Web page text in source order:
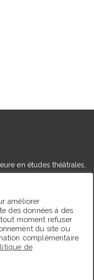
en études théâtrales,
en études
et membre du
créé en 2009, a
de lectrice et de
lit :
améliorer
des données à des
moment refuser
du site ou
complémentaire
de